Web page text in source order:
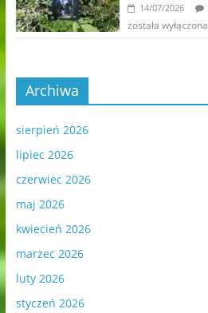
14/07/2026
została wyłączona
Archiwa
sierpień 2026
lipiec 2026
czerwiec 2026
maj 2026
kwiecień 2026
marzec 2026
luty 2026
styczeń 2026